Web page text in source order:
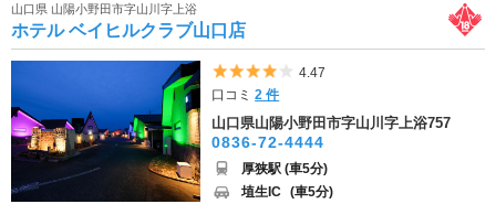
山口県 山陽小野田市字山川字上浴
ホテル ベイヒルクラブ山口店
5つ星のうち4
4.47
口コミ2 件
山口県山陽小野田市字山川字上浴757
0836-72-4444
厚狭駅 (車5分)
埴生IC (車5分)